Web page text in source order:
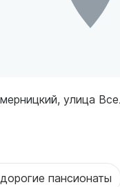
улица
пансионаты